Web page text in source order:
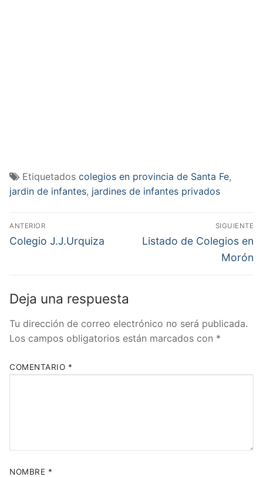
Etiquetados colegios en provincia de Santa Fe,
jardin de infantes, jardines de infantes privados
Navegación
de
ANTERIOR
Entrada
Colegio J.J.Urquiza
SIGUIENTE
Entrada
Listado de Colegios en
Morón
Deja una respuesta
Tu dirección de correo electrónico no será publicada.
Los campos obligatorios están marcados con *
COMENTARIO *
NOMBRE *